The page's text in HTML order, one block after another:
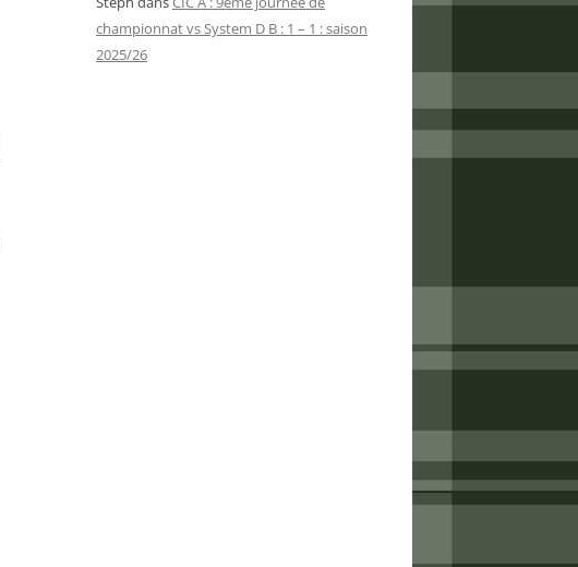
championnat vs System D B : 1 – 1 : saison
2025/26